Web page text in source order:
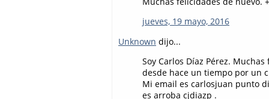
jueves, 19 mayo, 2016
Unknown dijo...
Soy Carlos Díaz Pérez.
desde hace un tiempo por un
Mi email es carlosjuan punto
es arroba cjdiazp .